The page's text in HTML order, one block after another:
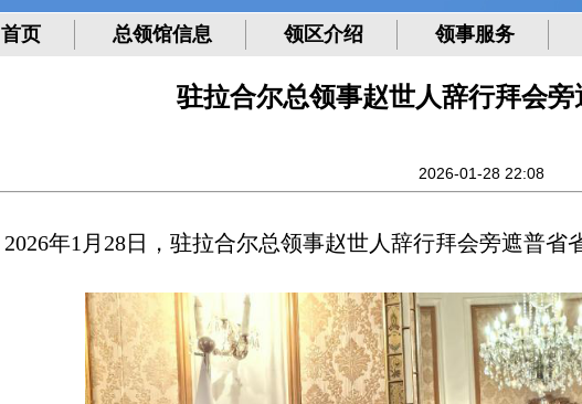
首页 总领馆信息 领区介绍 领事服务
驻拉合尔总领事赵世人辞行拜会
2026-01-28 22:08
2026年1月28日，驻拉合尔总领事赵世人辞行拜会旁遮普省